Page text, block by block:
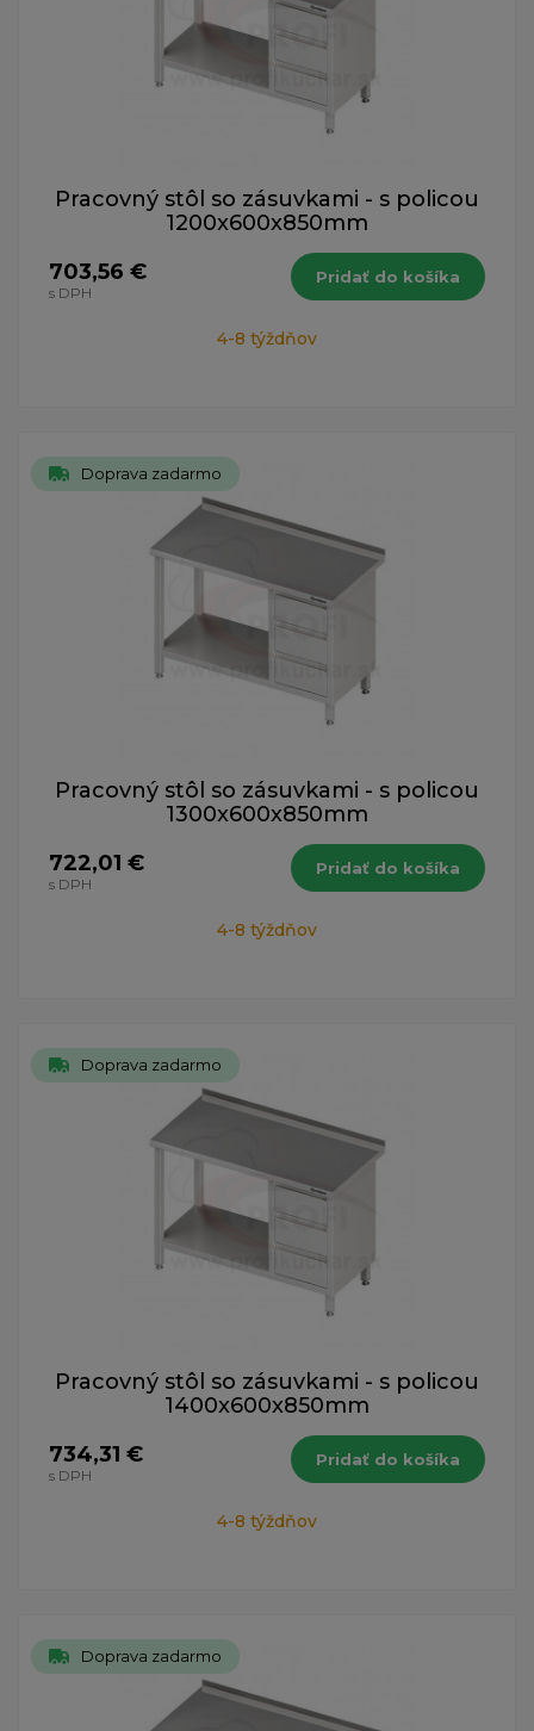
Pracovný stôl so zásuvkami - s policou
1200x600x850mm
703,56 €
s DPH
Pridať do košíka
4-8 týždňov
Doprava zadarmo
Pracovný stôl so zásuvkami - s policou
1300x600x850mm
722,01 €
s DPH
Pridať do košíka
4-8 týždňov
Doprava zadarmo
Pracovný stôl so zásuvkami - s policou
1400x600x850mm
734,31 €
s DPH
Pridať do košíka
4-8 týždňov
Doprava zadarmo